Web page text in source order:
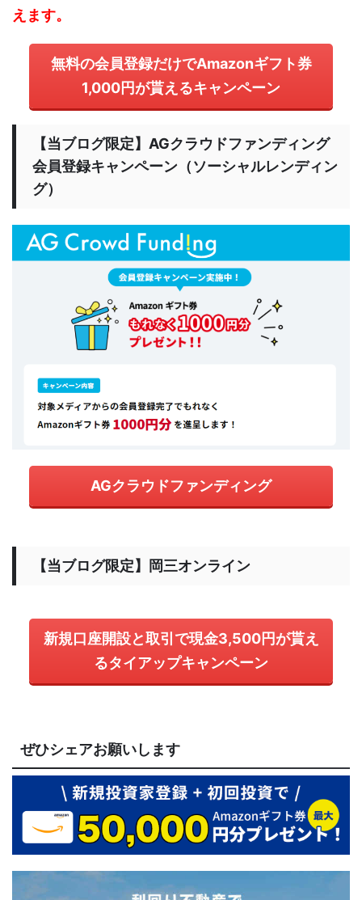
えます。
無料の会員登録だけでAmazonギフト券
1,000円が貰えるキャンペーン
【当ブログ限定】AGクラウドファンディング
会員登録キャンペーン（ソーシャルレンディン
グ）
AGクラウドファンディング
【当ブログ限定】岡三オンライン
新規口座開設と取引で現金3,500円が貰え
るタイアップキャンペーン
ぜひシェアお願いします